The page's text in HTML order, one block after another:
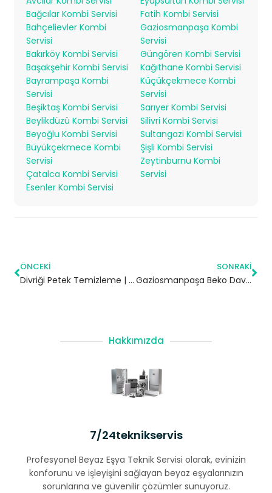
Bağcılar Kombi Servisi
Bahçelievler Kombi
Servisi
Bakırköy Kombi Servisi
Başakşehir Kombi Servisi
Bayrampaşa Kombi
Servisi
Beşiktaş Kombi Servisi
Beylikdüzü Kombi Servisi
Beyoğlu Kombi Servisi
Büyükçekmece Kombi
Servisi
Çatalca Kombi Servisi
Esenler Kombi Servisi
Fatih Kombi Servisi
Gaziosmanpaşa Kombi
Servisi
Güngören Kombi Servisi
Kağıthane Kombi Servisi
Küçükçekmece Kombi
Servisi
Sarıyer Kombi Servisi
Silivri Kombi Servisi
Sultangazi Kombi Servisi
Şişli Kombi Servisi
Zeytinburnu Kombi
Servisi
ÖNCEKI
Divriği Petek Temizleme | Sivas
SONRAKI
Gaziosmanpaşa Beko Davlumbaz Servisi
Hakkımızda
7/24teknikservis
Profesyonel Beyaz Eşya Teknik Servisi olarak, evinizin
konforunu ve işleyişini sağlayan beyaz eşyalarınızın
sorunlarına ve güvenilir çözümler sunuyoruz.